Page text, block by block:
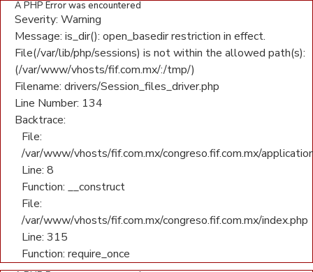
A PHP Error was encountered
Severity: Warning
Message: is_dir(): open_basedir restriction in effect.
File(/var/lib/php/sessions) is not within the allowed path(s):
(/var/www/vhosts/fif.com.mx/:/tmp/)
Filename: drivers/Session_files_driver.php
Line Number: 134
Backtrace:
File:
/var/www/vhosts/fif.com.mx/congreso.fif.com.mx/
Line: 8
Function: __construct
File:
/var/www/vhosts/fif.com.mx/congreso.fif.com.mx/index.php
Line: 315
Function: require_once